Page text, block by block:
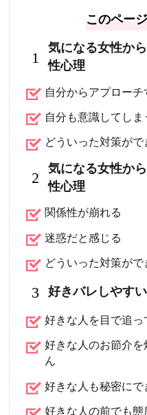
このペー
1
気になる女性か
性心理
自分からアプローチ
自分も意識してしま
どういった対策がで
2
気になる女性か
性心理
関係性が崩れる
迷惑だと感じる
どういった対策がで
3 好きバレしやす
好きな人を目で追っ
好きな人のお節介を
ん
好きな人も秘密にで
好きな人の前でも